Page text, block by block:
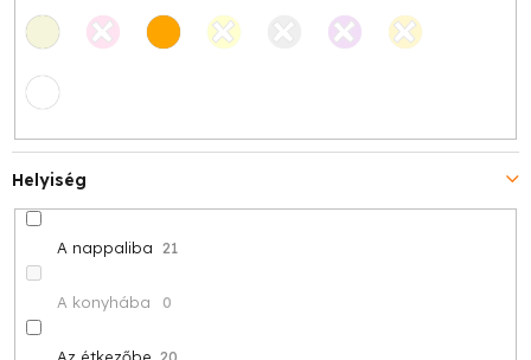
Helyiség
A nappaliba 21
A konyhába 0